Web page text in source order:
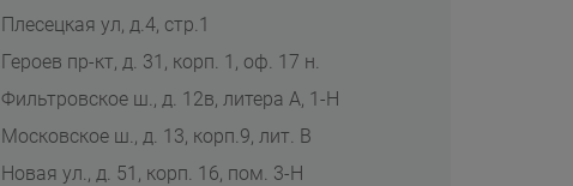
Плесецкая ул, д.4, стр.1
Героев пр-кт, д. 31, корп. 1, оф. 17 н.
Фильтровское ш., д. 12в, литера А, 1-Н
Московское ш., д. 13, корп.9, лит. В
Новая ул., д. 51, корп. 16, пом. 3-Н